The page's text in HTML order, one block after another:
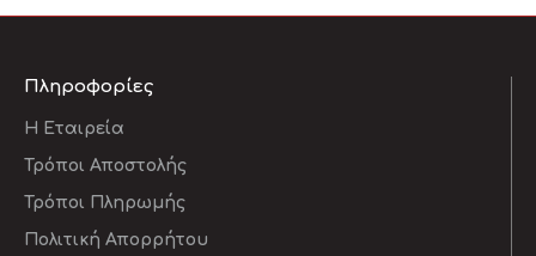
Πληροφορίες
Η Εταιρεία
Τρόποι Αποστολής
Τρόποι Πληρωμής
Πολιτική Απορρήτου